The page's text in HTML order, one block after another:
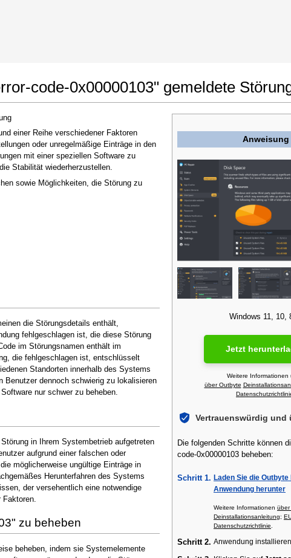
code-0x00000103" gemeldete
einer Reihe verschiedener Faktoren
oder unregelmäßige Einträge in den
mit einer speziellen Software zu
Stabilität wiederherzustellen.
sowie Möglichkeiten, die Störung zu
die Störungsdetails enthält,
fehlgeschlagen ist, die diese Störung
im Störungsnamen enthält im
die fehlgeschlagen ist, entschlüsselt
Standorten innerhalb des Systems
Benutzer dennoch schwierig zu lokalisieren
nur schwer zu beheben.
in Ihrem Systembetrieb aufgetreten
aufgrund einer falschen oder
möglicherweise ungültige Einträge in
Herunterfahren des Systems
der versehentlich eine notwendige
zu beheben
beheben, indem sie Systemelemente
Anweisung
Windows 11, 10,
Jetzt
Weitere Informationen
über Outbyte
Vertrauenswürdig und
Die folgenden Schritte können
code-0x00000103 beheben:
Schritt 1. Laden Sie die Outbyte
Anwendung herunter
Weitere Informationen über
Deinstallationsanleitung;
Datenschutzrichtlinie
Schritt 2. Anwendung
bitte auf